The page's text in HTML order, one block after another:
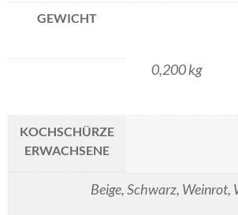
GEWICHT
0,200 kg
KOCHSCHÜRZE
ERWACHSENE
Beige, Schwarz, Weinrot,